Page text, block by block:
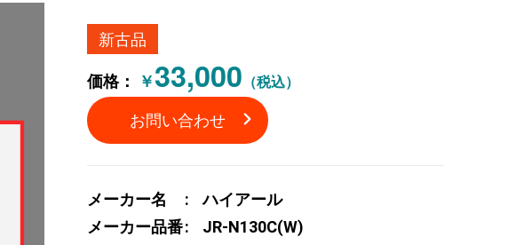
新古品
価格： ￥33,000 （税込）
お問い合わせ
メーカー名
ハイアール
メーカー品番
JR-N130C(W)